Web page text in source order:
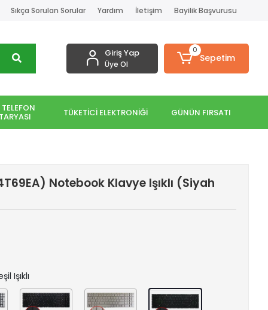
Sıkça Sorulan Sorular Yardım İletişim Bayilik Başvurusu
Giriş Yap
Üye Ol
0
Sepetim
TÜKETİCİ ELEKTRONİĞİ GÜNÜN FIRSATI
Notebook Klavye Işıklı (Siyah
Işıklı